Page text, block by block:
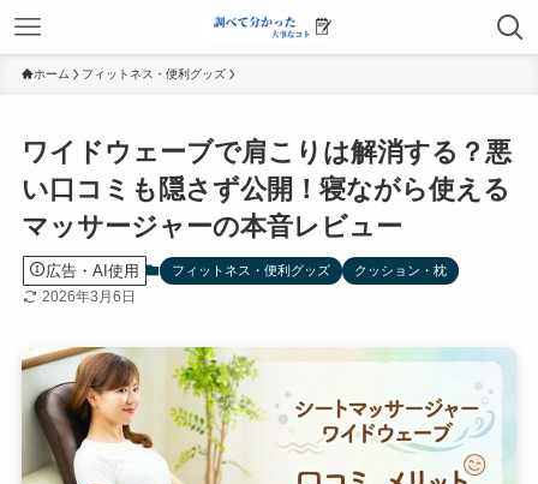
ホーム フィットネス・便利グッズ
ワイドウェーブで肩こりは解消する？悪
い口コミも隠さず公開！寝ながら使える
マッサージャーの本音レビュー
広告・AI使用 フィットネス・便利グッズ クッション・枕
2026年3月6日